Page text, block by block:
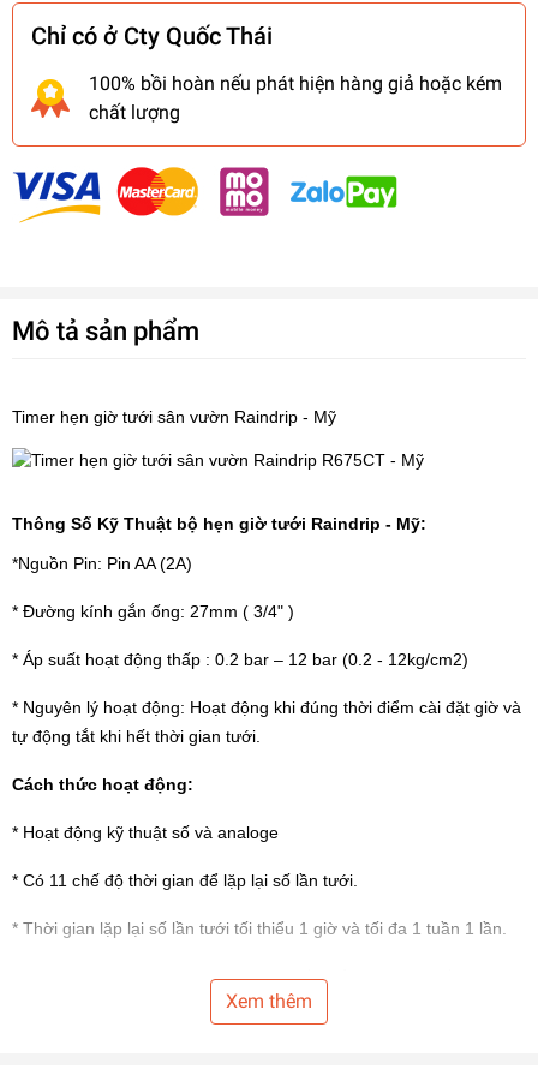
Chỉ có ở Cty Quốc Thái
100% bồi hoàn nếu phát hiện hàng giả hoặc kém
chất lượng
Mô tả sản phẩm
Timer hẹn giờ tưới sân vườn Raindrip - Mỹ
Thông Số Kỹ Thuật bộ hẹn giờ tưới Raindrip - Mỹ:
*Nguồn Pin: Pin AA (2A)
* Đường kính gắn ống: 27mm ( 3/4" )
* Áp suất hoạt động thấp : 0.2 bar – 12 bar (0.2 - 12kg/cm2)
* Nguyên lý hoạt động: Hoạt động khi đúng thời điểm cài đặt giờ và
tự động tắt khi hết thời gian tưới.
Cách thức hoạt động:
* Hoạt động kỹ thuật số và analoge
* Có 11 chế độ thời gian để lặp lại số lần tưới.
* Thời gian lặp lại số lần tưới tối thiểu 1 giờ và tối đa 1 tuần 1 lần.
* Thời gian cho nước chảy (run time) tối thiểu 3 phút và tối đa 120
Xem thêm